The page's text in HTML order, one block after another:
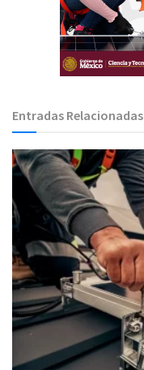
Entradas Relacionadas